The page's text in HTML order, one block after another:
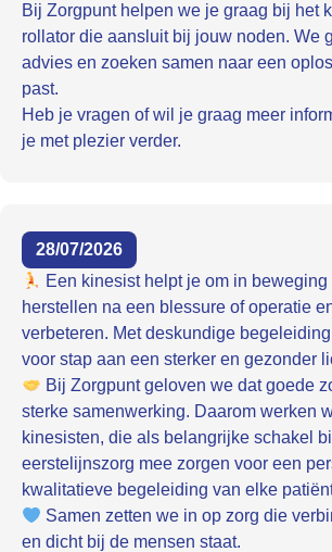
Bij Zorgpunt helpen we je graag bij het
rollator die aansluit bij jouw noden. We
advies en zoeken samen naar een
past.
Heb je vragen of wil je graag meer
je met plezier verder.
28/07/2026
Een kinesist helpt je om in
herstellen na een blessure of operatie
verbeteren. Met deskundige
voor stap aan een sterker en gezonder
Bij Zorgpunt geloven we dat goede
sterke samenwerking. Daarom werken
kinesisten, die als belangrijke schakel
eerstelijnszorg mee zorgen voor een
kwalitatieve begeleiding van elke
Samen zetten we in op zorg die
en dicht bij de mensen staat.